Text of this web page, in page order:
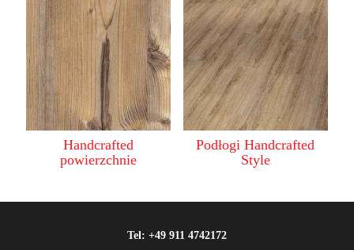
Handcrafted
powierzchnie
Podłogi Handcrafted
Style
Tel: +49 911 4742172